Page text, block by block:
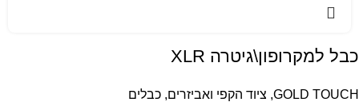
כבל למקרופון\גיטרה XLR
GOLD TOUCH
, ציוד הקפי ואביזרים, כבלים